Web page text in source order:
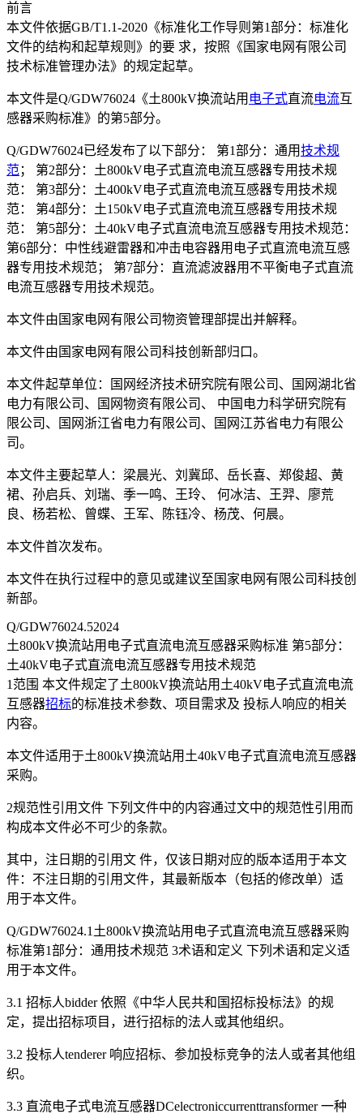
前言
本文件依据GB/T1.1-2020《标准化工作导则第1部分：标准化
文件的结构和起草规则》的要 求，按照《国家电网有限公司
技术标准管理办法》的规定起草。
本文件是Q/GDW76024《土800kV换流站用 电子式直流电流互
感器采购标准》的第5部分。
Q/GDW76024已经发布了以下部分： 第1部分：通用技术规
范； 第2部分：土800kV电子式直流电流互感器专用技术规
范： 第3部分：土400kV电子式直流电流互感器专用技术规
范： 第4部分：土150kV电子式直流电流互感器专用技术规
范： 第5部分：土40kV电子式直流电流互感器专用技术规范：
第6部分：中性线避雷器和冲击电容器用电子式直流电流互感
器专用技术规范； 第7部分：直流滤波器用不平衡电子式直流
电流互感器专用技术规范。
本文件由国家电网有限公司物资管理部提出并解释。
本文件由国家电网有限公司科技创新部归口。
本文件起草单位：国网经济技术研究院有限公司、国网湖北省
电力有限公司、国网物资有限公司、 中国电力科学研究院有
限公司、国网浙江省电力有限公司、国网江苏省电力有限公
司。
本文件主要起草人：梁晨光、刘冀邱、岳长喜、郑俊超、黄
裙、孙启兵、刘瑞、季一鸣、王玲、 何冰洁、王羿、廖荒
良、杨若松、曾蝶、王军、陈钰冷、杨茂、何晨。
本文件首次发布。
本文件在执行过程中的意见或建议至国家电网有限公司科技创
新部。
Q/GDW76024.52024
土800kV换流站用电子式直流电流互感器采购标准 第5部分：
土40kV电子式直流电流互感器专用技术规范
1范围 本文件规定了土800kV换流站用土40kV电子式直流电流
互感器招标的标准技术参数、项目需求及 投标人响应的相关
内容。
本文件适用于土800kV换流站用土40kV电子式直流电流互感器
采购。
2规范性引用文件 下列文件中的内容通过文中的规范性引用而
构成本文件必不可少的条款。
其中，注日期的引用文 件，仅该日期对应的版本适用于本文
件：不注日期的引用文件，其最新版本（包括的修改单）适
用于本文件。
Q/GDW76024.1土800kV换流站用电子式直流电流互感器采购
标准第1部分：通用技术规范 3术语和定义 下列术语和定义适
用于本文件。
3.1 招标人bidder 依照《中华人民共和国招标投标法》的规
定，提出招标项目，进行招标的法人或其他组织。
3.2 投标人tenderer 响应招标、参加投标竞争的法人或者其他组
织。
3.3 直流电子式电流互感器DCelectroniccurrenttransformer 一种